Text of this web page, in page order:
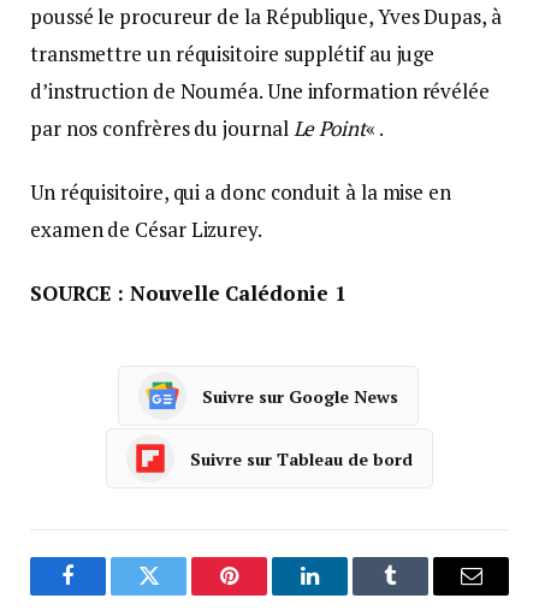
poussé le procureur de la République, Yves Dupas, à
transmettre un réquisitoire supplétif au juge
d’instruction de Nouméa. Une information révélée
par nos confrères du journalLe Point« .
Un réquisitoire, qui a donc conduit à la mise en
examen de César Lizurey.
SOURCE : Nouvelle Calédonie 1
Suivre sur Google News
Suivre sur Tableau de bord
FacebookTwitter Pinterest LinkedInTumblr